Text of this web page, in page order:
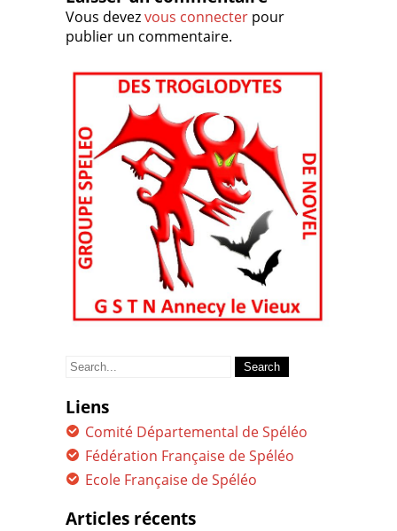
Vous devezvous connecter pour
publier un commentaire.
Search
Liens
Comité Départemental de Spéléo
Fédération Française de Spéléo
Ecole Française de Spéléo
Articles récents